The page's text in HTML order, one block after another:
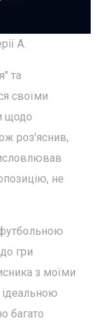
А.
та
своїми
щодо
роз'яснив,
не
гри
з моїми
ідеальною
багато